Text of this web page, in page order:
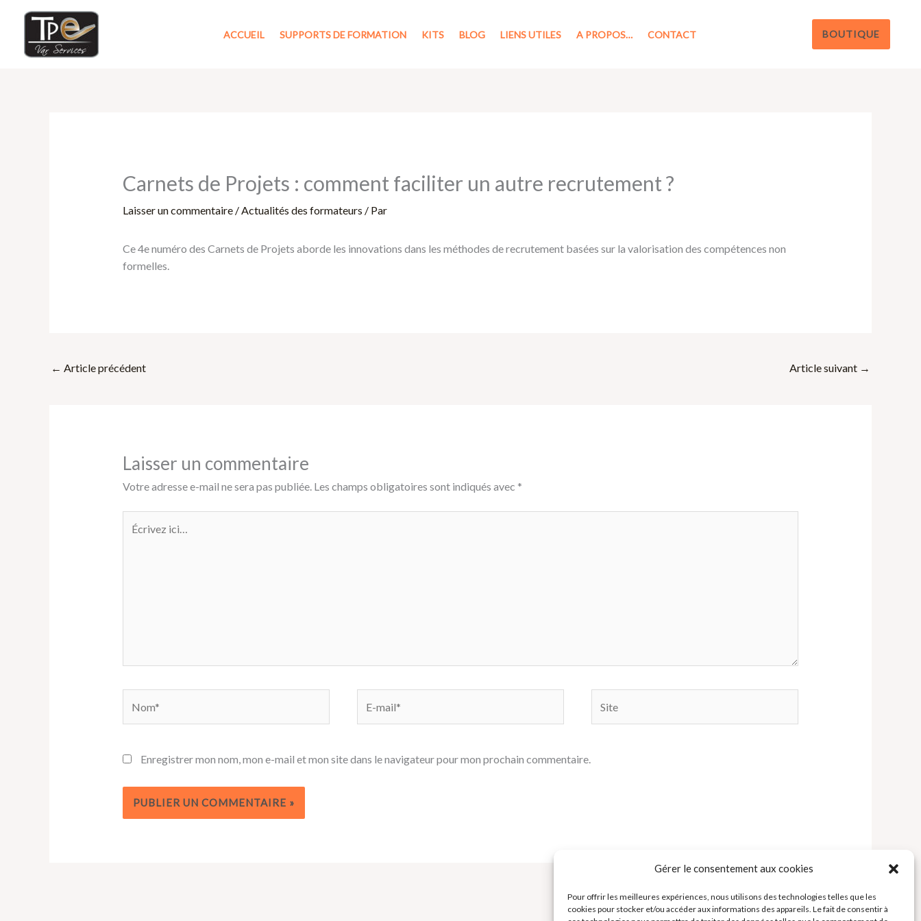
Gérer le consentement aux cookies
Pour offrir les meilleures expériences, nous utilisons des technologies telles que les
cookies pour stocker et/ou accéder aux informations des appareils. Le fait de consentir à
contenu
ACCUEIL SUPPORTS DE FORMATION KITS BLOG LIENS UTILES A PROPOS… CONTACT BOUTIQUE
Carnets de Projets : comment faciliter un autre recrutement ?
Laisser un commentaire /Actualités des formateurs / Par
Ce 4e numéro des Carnets de Projets aborde les innovations dans les méthodes de recrutement basées sur la valorisation des compétences non
formelles.
← Article précédent Article suivant →
Laisser un commentaire
Votre adresse e-mail ne sera pas publiée. Les champs obligatoires sont indiqués avec *
ici…
mail*
Enregistrer mon nom, mon e-mail et mon site dans le navigateur pour mon prochain commentaire.